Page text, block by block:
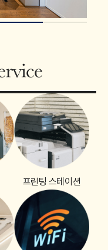
프린팅 스테이션